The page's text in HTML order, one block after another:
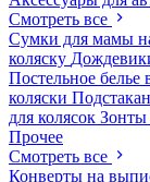
Смотреть все
Сумки для мамы
коляску
Постельное белье
коляски
для колясок Зонты
Прочее
Смотреть все
Конверты на